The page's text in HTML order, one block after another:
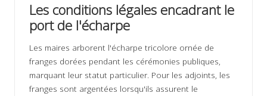
Les conditions légales encadrant le
port de l'écharpe
Les maires arborent l'écharpe tricolore ornée de
franges dorées pendant les cérémonies publiques,
marquant leur statut particulier. Pour les adjoints, les
franges sont argentées lorsqu'ils assurent le